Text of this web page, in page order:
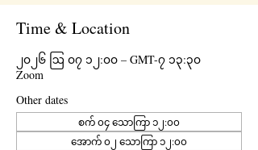
Time & Location
၂၀၂၆ ဩ ၀၇ ၁၂:၀၀ – GMT-၇ ၁၃:၃၀
Zoom
Other dates
စက် ၀၄ သောကြာ ၁၂:၀၀
အောက် ၀၂ သောကြာ ၁၂:၀၀